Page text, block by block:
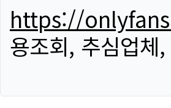
https://
용조회, 추심업체